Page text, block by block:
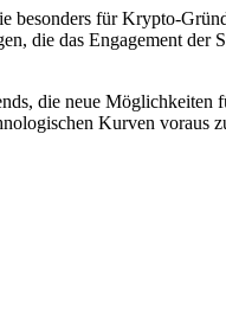
besonders für Krypto-
die das Engagement der
die neue
Kurven voraus